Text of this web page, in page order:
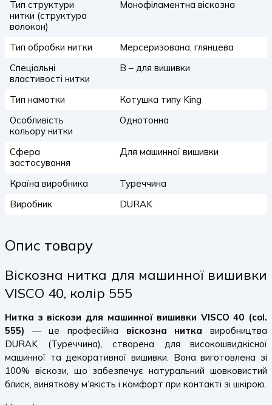
Тип структури
нитки (структура
волокон)
Монофіламентна віскозна
Тип обробки нитки
Мерсеризована, глянцева
Спеціальні
властивості нитки
B – для вишивки
Тип намотки
Котушка типу King
Особливість
кольору нитки
Однотонна
Сфера
застосування
Для машинної вишивки
Країна виробника
Туреччина
Виробник
DURAK
Опис товару
Віскозна нитка для машинної вишивки
VISCO 40, колір 555
Нитка з віскози для машинної вишивки VISCO 40 (col.
555) — це професійна віскозна ниткавиробництва
DURAK (Туреччина), створена для високошвидкісної
машинної та декоративної вишивки. Вона виготовлена зі
100% віскози, що забезпечує натуральний шовковистий
блиск, виняткову м’якість і комфорт при контакті зі шкірою.